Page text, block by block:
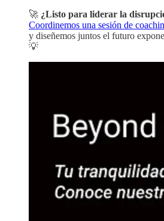
🚀 ¿Listo para liderar la
Coordinemos una sesión de
y diseñemos juntos el futuro
💡